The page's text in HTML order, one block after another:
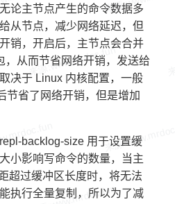
user-flush no
values 0 200
800
"appendonly.aof"
论主节点产生的命令数据多
从节点，减少网络延迟，但
销，开启后，主节点会合并
，从而节省网络开销，发送给
决于 Linux 内核配置，一般
节省了网络开销，但是增加
backlog-size 用于设置缓
小影响写命令的数量，当主
超过缓冲区长度时，将无法
执行全量复制，所以为了减